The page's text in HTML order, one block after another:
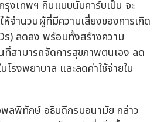
รุงเทพฯ กินแบบนับคาร์บเป็น จะ
จำนวนผู้ที่มีความเสี่ยงของการเกิด
ลดลง พร้อมทั้งสร้างความ
ที่สามารถจัดการสุขภาพตนเอง ลด
โรงพยาบาล และลดค่าใช้จ่ายใน
พิทักษ์ อธิบดีกรมอนามัย กล่าว